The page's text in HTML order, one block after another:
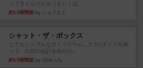
ィブタイムバトル（もしくは...
約13時間前 by ジェイとと
シャット・ザ・ボックス
とてもシンプルなダイスゲーム。2つのダイスを振
って、出目の合計を自分の...
約13時間前 by OSAっち